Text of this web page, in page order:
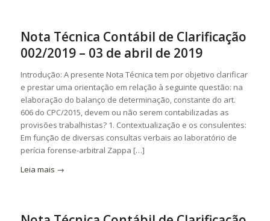
Nota Técnica Contábil de Clarificação
002/2019 – 03 de abril de 2019
Introdução: A presente Nota Técnica tem por objetivo clarificar
e prestar uma orientação em relação à seguinte questão: na
elaboração do balanço de determinação, constante do art.
606 do CPC/2015, devem ou não serem contabilizadas as
provisões trabalhistas? 1. Contextualização e os consulentes:
Em função de diversas consultas verbais ao laboratório de
perícia forense-arbitral Zappa […]
Leia mais →